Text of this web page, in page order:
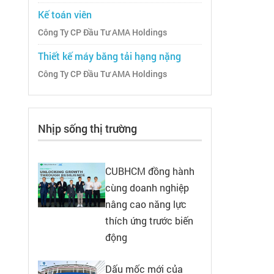
Kế toán viên
Công Ty CP Đầu Tư AMA Holdings
Thiết kế máy băng tải hạng nặng
Công Ty CP Đầu Tư AMA Holdings
Nhịp sống thị trường
CUBHCM đồng hành
cùng doanh nghiệp
nâng cao năng lực
thích ứng trước biến
động
Dấu mốc mới của